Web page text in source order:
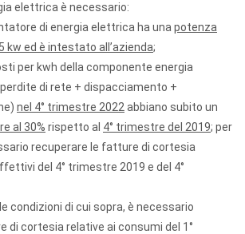
elettrica è necessario:
di energia elettrica ha una potenza
kw ed è intestato all’azienda;
per kwh della componente energia
di rete + dispacciamento +
nel 4° trimestre 2022 abbiano subito un
al 30% rispetto al 4° trimestre del 2019; per
recuperare le fatture di cortesia
del 4° trimestre 2019 e del 4°
condizioni di cui sopra, è necessario
di cortesia relative ai consumi del 1°